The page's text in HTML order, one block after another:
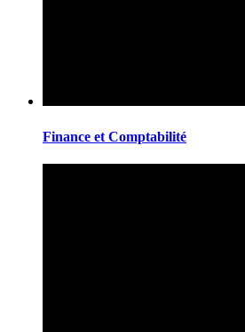
Finance et Comptabilité